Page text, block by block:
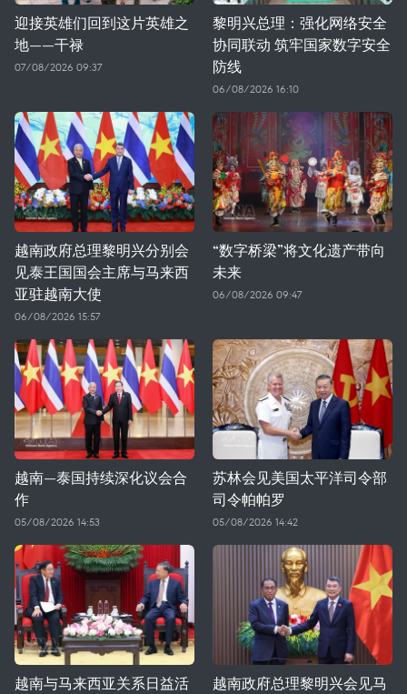
迎接英雄们回到这片英雄之
地——干禄
07/08/2026 09:37
黎明兴总理：强化网络安全
协同联动 筑牢国家数字安全
防线
06/08/2026 16:10
越南政府总理黎明兴分别会
见泰王国国会主席与马来西
亚驻越南大使
06/08/2026 15:57
“数字桥梁”将文化遗产带向
未来
06/08/2026 09:47
越南—泰国持续深化议会合
作
05/08/2026 14:53
苏林会见美国太平洋司令部
司令帕帕罗
05/08/2026 14:42
越南与马来西亚关系日益活
越南政府总理黎明兴会见马